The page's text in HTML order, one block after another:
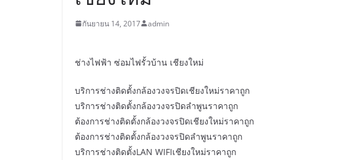
กันยายน 14, 2017 admin
ช่างไฟฟ้า ซ่อมไฟรั้วบ้าน เชียงใหม่
บริการช่างติดตั้งกล้องวงจรปิดเชียงใหม่ราคาถูก
บริการช่างติดตั้งกล้องวงจรปิดลำพูนราคาถูก
ต้องการช่างติดตั้งกล้องวงจรปิดเชียงใหม่ราคาถูก
ต้องการช่างติดตั้งกล้องวงจรปิดลำพูนราคาถูก
บริการช่างติดตั้งLAN WIFIเชียงใหม่ราคาถูก